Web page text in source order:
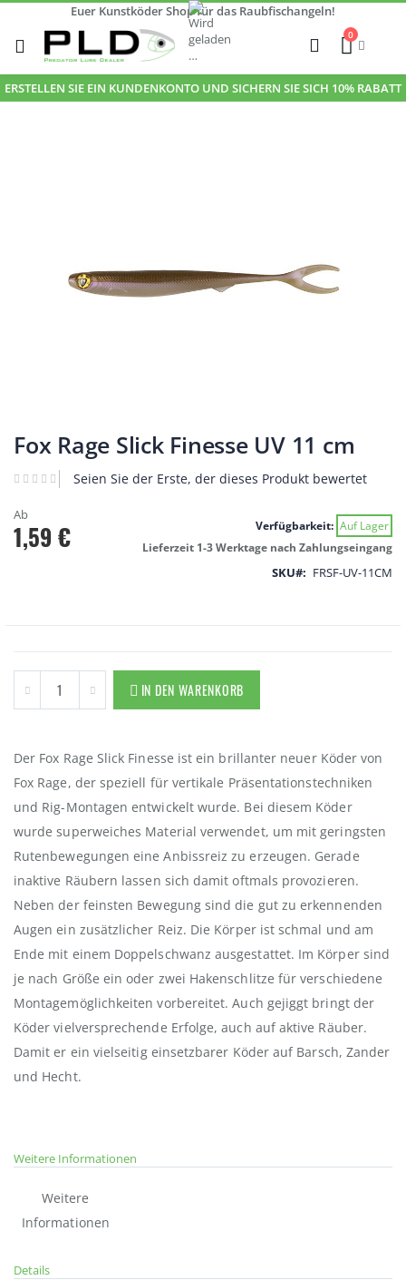
Euer Kunstköder Shop für das Raubfischangeln!
Zum
Inhalt
springen
Cart
0
Suche
ERSTELLEN SIE EIN KUNDENKONTO UND SICHERN SIE SICH 10% RABATT
Anfang
der
Bildgalerie
springen
Fox Rage Slick Finesse UV 11 cm
Seien Sie der Erste, der dieses Produkt bewertet
Ab
1,59 € Verfügbarkeit: Auf Lager
Lieferzeit 1-3 Werktage nach Zahlungseingang
SKU FRSF-UV-11CM
IN DEN WARENKORB
Der Fox Rage Slick Finesse ist ein brillanter neuer Köder von
Fox Rage, der speziell für vertikale Präsentationstechniken
und Rig-Montagen entwickelt wurde. Bei diesem Köder
wurde superweiches Material verwendet, um mit geringsten
Rutenbewegungen eine Anbissreiz zu erzeugen. Gerade
inaktive Räubern lassen sich damit oftmals provozieren.
Neben der feinsten Bewegung sind die gut zu erkennenden
Augen ein zusätzlicher Reiz. Die Körper ist schmal und am
Ende mit einem Doppelschwanz ausgestattet. Im Körper sind
je nach Größe ein oder zwei Hakenschlitze für verschiedene
Montagemöglichkeiten vorbereitet. Auch gejiggt bringt der
Köder vielversprechende Erfolge, auch auf aktive Räuber.
Damit er ein vielseitig einsetzbarer Köder auf Barsch, Zander
und Hecht.
Weitere Informationen
Weitere
Informationen
Details